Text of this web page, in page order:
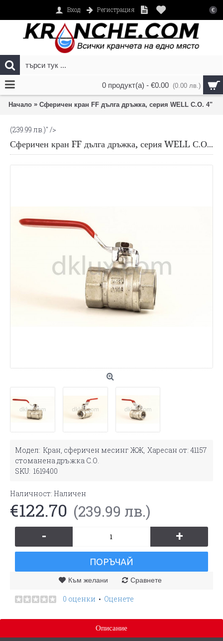
€
Вход Регистрация
0 продукт(а) - €0.00 (0.00 лв.)
Начало » Сферичен кран FF дълга дръжка, серия WELL С.О. 4"
(239.99 лв.)" />
Сферичен кран FF дълга дръжка, серия WELL С.О. 4"
Харесан от: 41157
Модел: Кран, сферичен месинг ЖЖ,
стоманена дръжка С.О.
SKU: 1619400
Наличност: Наличен
€122.70 (239.99 лв.)
- +
ПОРЪЧАЙ
Към желани Сравнете
0 оценки • Оценете
Описание